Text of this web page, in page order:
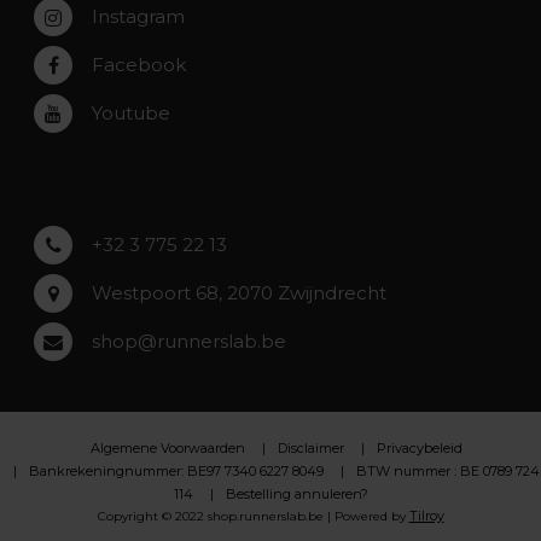
Zwijndrecht
Rumst
Roeselare
Asse
Instagram
Facebook
Youtube
+32 3 775 22 13
Westpoort 68, 2070 Zwijndrecht
shop@runnerslab.be
Algemene Voorwaarden Disclaimer
Privacybeleid
Bankrekeningnummer: BE97 7340 6227 8049
BTW nummer : BE 0789 724
114
Bestelling annuleren?
Copyright © 2022 shop.runnerslab.be | Powered by Tilroy